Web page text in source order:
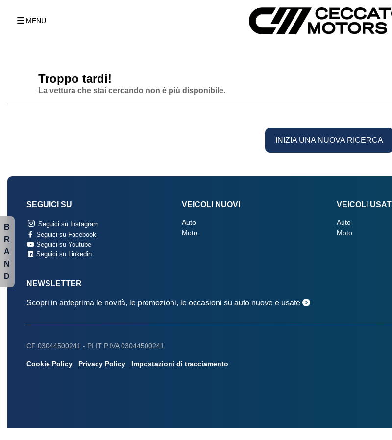
MENU
Troppo tardi!
La vettura che stai cercando non è più disponibile.
INIZIA UNA NUOVA RICERCA
SEGUICI SU
Seguici su Instagram
Seguici su Facebook
Seguici su Youtube
Seguici su Linkedin
VEICOLI NUOVI
Auto
Moto
VEICOLI USATI
Auto
Moto
NEWSLETTER
Scopri in anteprima le novità, le promozioni, le occasioni su auto nuove e usate
CF 03044500241 - PI IT P.IVA 03044500241
Cookie Policy Privacy Policy Impostazioni di tracciamento
B
R
A
N
D